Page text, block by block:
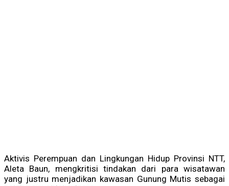
Aktivis Perempuan dan Lingkungan Hidup Provinsi NTT,
Aleta Baun, mengkritisi tindakan dari para wisatawan
yang justru menjadikan kawasan Gunung Mutis sebagai